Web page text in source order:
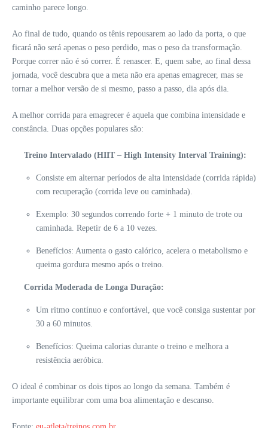
caminho parece longo.
Ao final de tudo, quando os tênis repousarem ao lado da porta, o que
ficará não será apenas o peso perdido, mas o peso da transformação.
Porque correr não é só correr. É renascer. E, quem sabe, ao final dessa
jornada, você descubra que a meta não era apenas emagrecer, mas se
tornar a melhor versão de si mesmo, passo a passo, dia após dia.
A melhor corrida para emagrecer é aquela que combina intensidade e
constância. Duas opções populares são:
Treino Intervalado (HIIT – High Intensity Interval Training):
Consiste em alternar períodos de alta intensidade (corrida rápida)
com recuperação (corrida leve ou caminhada).
Exemplo: 30 segundos correndo forte + 1 minuto de trote ou
caminhada. Repetir de 6 a 10 vezes.
Benefícios: Aumenta o gasto calórico, acelera o metabolismo e
queima gordura mesmo após o treino.
Corrida Moderada de Longa Duração:
Um ritmo contínuo e confortável, que você consiga sustentar por
30 a 60 minutos.
Benefícios: Queima calorias durante o treino e melhora a
resistência aeróbica.
O ideal é combinar os dois tipos ao longo da semana. Também é
importante equilibrar com uma boa alimentação e descanso.